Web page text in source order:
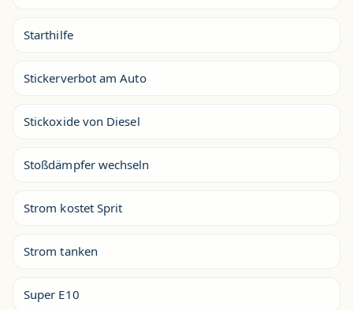
Starthilfe
Stickerverbot am Auto
Stickoxide von Diesel
Stoßdämpfer wechseln
Strom kostet Sprit
Strom tanken
Super E10